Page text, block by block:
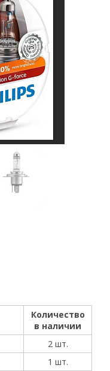
Количество
в наличии
2 шт.
1 шт.